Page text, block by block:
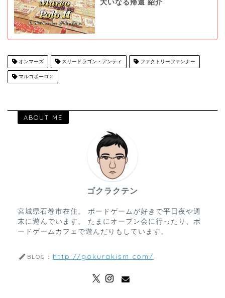
大いなる帰還 紹介
オンマーズ スリードラゴン・アンティ ファクトリーファンナー
マルコポーロ２
ABOUT ME
ゴクラクテン
宮城県石巻市在住。 ボードゲームが好きで平日夜や週
末に遊んでいます。 たまにオープン会に行ったり、ボ
ードゲームカフェで遊んだりもしています。
BLOG： http://gokurakism.com/